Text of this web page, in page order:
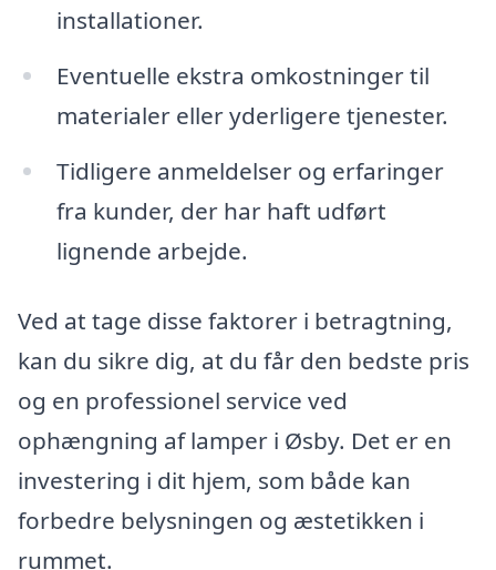
installationer.
Eventuelle ekstra omkostninger til
materialer eller yderligere tjenester.
Tidligere anmeldelser og erfaringer
fra kunder, der har haft udført
lignende arbejde.
Ved at tage disse faktorer i betragtning,
kan du sikre dig, at du får den bedste pris
og en professionel service ved
ophængning af lamper i Øsby. Det er en
investering i dit hjem, som både kan
forbedre belysningen og æstetikken i
rummet.